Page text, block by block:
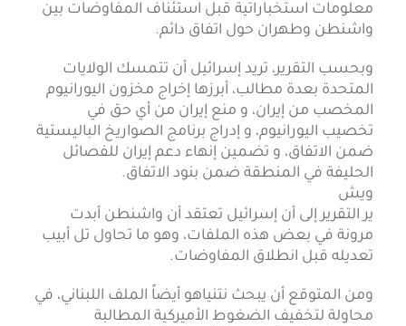
معلومات استخباراتية قبل استئناف المفاوضات بين
واشنطن وطهران حول اتفاق دائم.
وبحسب التقرير، تريد إسرائيل أن تتمسك الولايات
المتحدة بعدة مطالب، أبرزها إخراج مخزون اليورانيوم
المخصب من إيران، و منع إيران من أي حق في
تخصيب اليورانيوم، و إدراج برنامج الصواريخ الباليستية
ضمن الاتفاق، و تضمين إنهاء دعم إيران للفصائل
الحليفة في المنطقة ضمن بنود الاتفاق.
ويش
ير التقرير إلى أن إسرائيل تعتقد أن واشنطن أبدت
مرونة في بعض هذه الملفات، وهو ما تحاول تل أبيب
تعديله قبل انطلاق المفاوضات.
ومن المتوقع أن يبحث نتنياهو أيضاً الملف اللبناني، في
محاولة لتخفيف الضغوط الأميركية المطالبة